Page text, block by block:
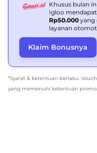
Khusus bulan
Igloo
Rp50.000 yang
layanan
Klaim Bonusnya
*Syarat & ketentuan berlaku.
yang memenuhi ketentuan promo.